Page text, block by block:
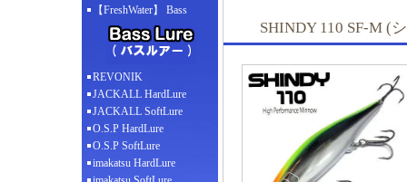
【FreshWater】 Bass
REVONIK
JACKALL HardLure
JACKALL SoftLure
O.S.P HardLure
O.S.P SoftLure
imakatsu HardLure
SHINDY 110 SF-M (